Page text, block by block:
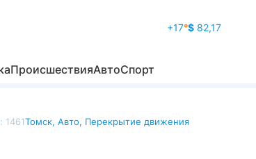
+17°$82,17
ПроисшествияАвтоСпорт
1461Томск, Авто, Перекрытие движения